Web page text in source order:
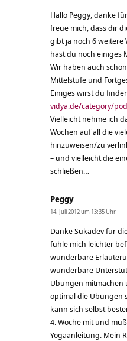
Hallo Peggy, danke
freue mich, dass dir
gibt ja noch 6 weitere
hast du noch einiges
Wir haben auch
Mittelstufe und
Einiges wirst du
vidya.de/category/
Vielleicht nehme ich
Wochen auf all die
hinzuweisen/zu
– und vielleicht die
schließen…
Peggy
14. Juli 2012 um 13:35 Uhr
Danke Sukadev für
fühle mich leichter
wunderbare
wunderbare
Übungen mitmachen
optimal die Übungen
kann sich selbst
4. Woche mit und
Yogaanleitung. Mein